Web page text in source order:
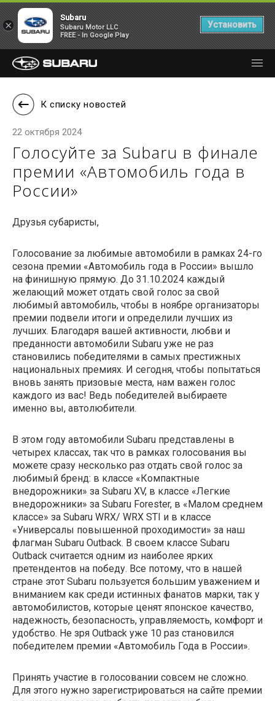
К списку новостей
22 октября 2024
Голосуйте за Subaru в финале
премии «Автомобиль года в
России»
Друзья субаристы,
Голосование за любимые автомобили в рамках 24-го
сезона премии «Автомобиль года в России» вышло
на финишную прямую. До 31.10.2024 каждый
желающий может отдать свой голос за свой
любимый автомобиль, чтобы в ноябре организаторы
премии подвели итоги и определили лучших из
лучших. Благодаря вашей активности, любви и
преданности автомобили Subaru уже не раз
становились победителями в самых престижных
национальных премиях. И сегодня, чтобы попытаться
вновь занять призовые места, нам важен голос
каждого из вас! Ведь победителей выбираете
именно вы, автолюбители.
В этом году автомобили Subaru представлены в
четырех классах, так что в рамках голосования вы
можете сразу несколько раз отдать свой голос за
любимый бренд: в классе «Компактные
внедорожники» за Subaru XV, в классе «Легкие
внедорожники» за Subaru Forester, в «Малом среднем
классе» за Subaru WRX/ WRX STI и в классе
«Универсалы повышенной проходимости» за наш
флагман Subaru Outback. В своем классе Subaru
Outback считается одним из наиболее ярких
претендентов на победу. Все потому, что в нашей
стране этот Subaru пользуется большим уважением и
вниманием как среди истинных фанатов марки, так у
автомобилистов, которые ценят японское качество,
надежность, безопасность, управляемость, комфорт и
удобство. Не зря Outback уже 10 раз становился
победителем премии «Автомобиль Года в России».
Принять участие в голосовании совсем не сложно.
Для этого нужно зарегистрироваться на сайте премии
×
Subaru
Subaru Motor LLC
FREE - In Google Play
Установить